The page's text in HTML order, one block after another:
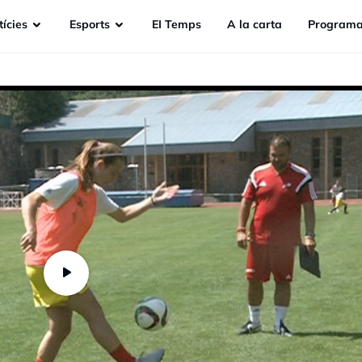
Esports EI Temps A la carta